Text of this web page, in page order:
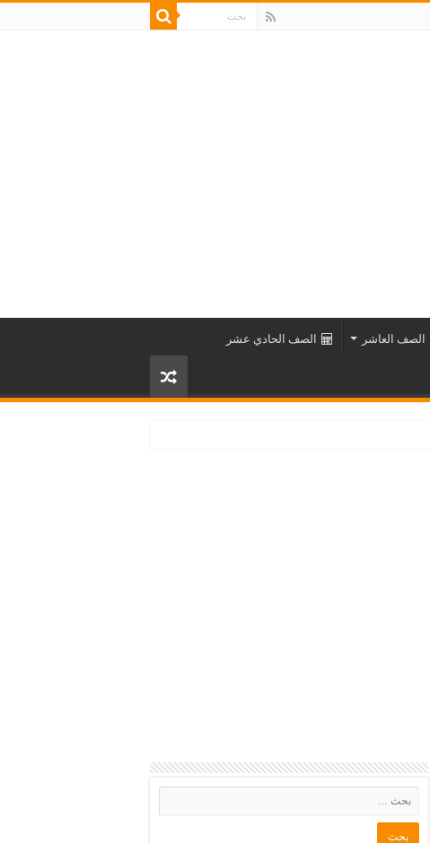
الصف العاشر الصف الحادي عشر